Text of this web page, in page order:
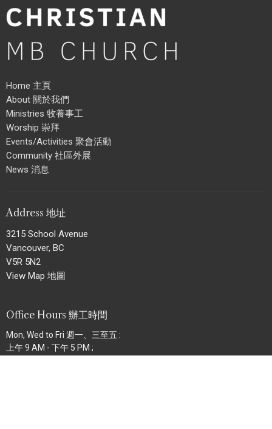
Home 主頁
About 關於我們
Ministries 牧養事工
Worship 崇拜
Events/Activities 聚會活動
Community 社區外展
News 消息
Address 地址
3215 School Avenue
Vancouver, BC
V5R 5N2
View Map 地圖
Office Hours 辦工時間
Mon, Wed to Fri 週一、三至五 :
上午 9 AM - 下午 5 PM ;